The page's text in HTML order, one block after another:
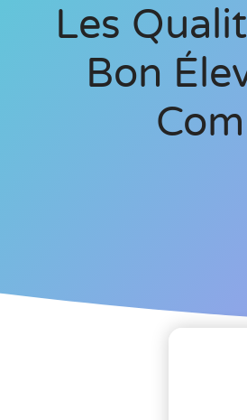
Les
Bon